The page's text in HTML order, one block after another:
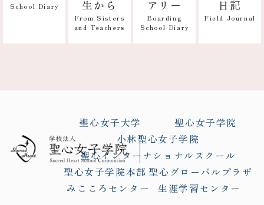
School Diary
生から
From Sisters
and Teachers
アリー
Boarding
School Diary
日記
Field Journal
聖心女子大学
聖心女子学院
小林聖心女子学院
聖心インターナショナルスクール
聖心女子学院本部 聖心グローバルプラザ
みこころセンター
生涯学習センター